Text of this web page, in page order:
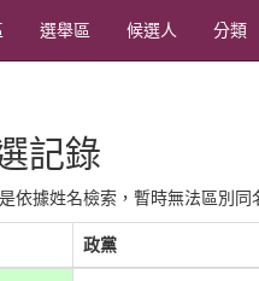
選舉區 候選人 分類
記錄
依據姓名檢索，暫時無法區別
政黨